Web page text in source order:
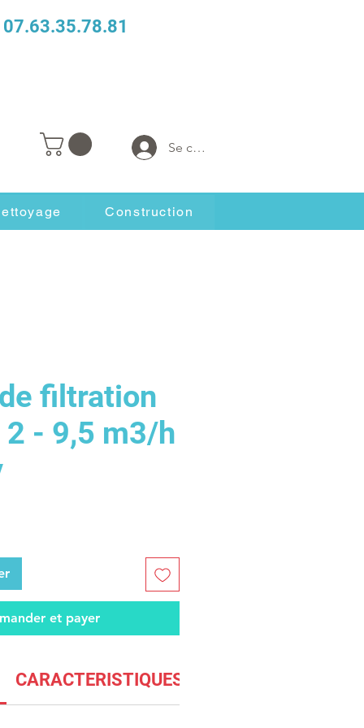
07.63.35.78.81
Se connecter
Construction
filtration
2 - 9,5 m3/h
et payer
CARACTERISTIQUES FILTRE